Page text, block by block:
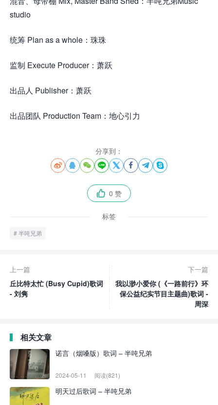
studio
统筹 Plan as a whole：珠珠
监制 Execute Producer：萧跃
出品人 Publisher：萧跃
出品团队 Production Team：地心引力
分享到：
       
 0 赞
标签
半吨兄弟
上一篇
丘比特太忙 (Busy Cupid)歌词
- 刘隽
下一篇
我以渺小爱你 (《一路前行》环
保公益纪实节目主题曲)歌词 -
周深
相关文章
诺言（烟嗓版）歌词 – 半吨兄弟
2024-05-11 阅读(821)
明天过后歌词 – 半吨兄弟